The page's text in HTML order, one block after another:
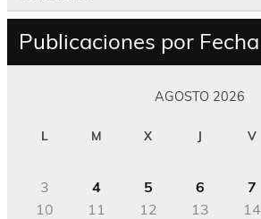
Publicaciones por Fecha
AGOSTO 2026
L M X J V
3
4 5 6 7
10
11 12 13 14